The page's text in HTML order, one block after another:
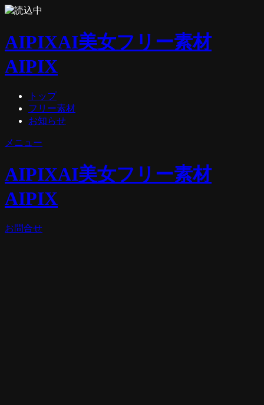
AIPIXAI美女フリー素材
AIPIX
トップ
フリー素材
お知らせ
メニュー
AIPIXAI美女フリー素材
AIPIX
お問合せ